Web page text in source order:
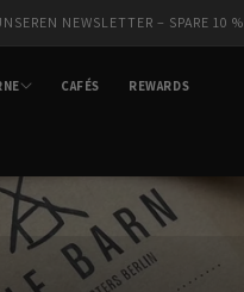
NEWSLETTER – SPARE 10 %
CAFÉS REWARDS